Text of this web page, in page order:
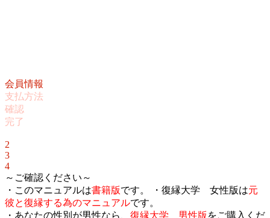
会員情報
支払方法
確認
完了
2
3
4
～ご確認ください～
・このマニュアルは書籍版です。 ・復縁大学 女性版は元
彼と復縁する為のマニュアルです。
・あなたの性別が男性なら、 復縁大学 男性版 をご購入くだ